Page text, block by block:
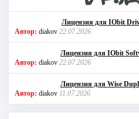
Лицензия для IObit
Автор: diakov 22.07.2026
Лицензия для IObit
Автор: diakov 22.07.2026
Лицензия для Wise
Автор: diakov 11.07.2026